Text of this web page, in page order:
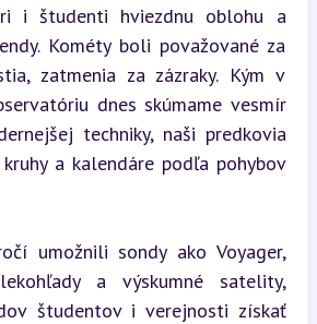
i študenti hviezdnu oblohu a
Kométy boli považované za
zatmenia za zázraky. Kým v
dnes skúmame vesmír
techniky, naši predkovia
a kalendáre podľa pohybov
umožnili sondy ako Voyager,
a výskumné satelity,
študentov i verejnosti získať